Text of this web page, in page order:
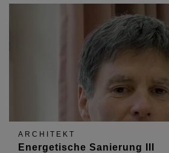
ARCHITEKT
Energetische Sanierung III